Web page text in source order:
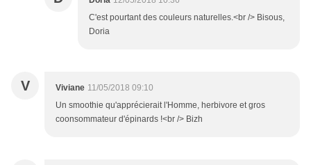
C'est pourtant des couleurs naturelles.<br /> Bisous,
Doria
V Viviane 11/05/2018 09:10
Un smoothie qu'apprécierait l'Homme, herbivore et gros
coonsommateur d'épinards !<br /> Bizh